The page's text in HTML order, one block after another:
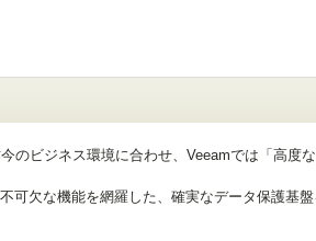
のビジネス環境に合わせ、Veeamでは「高度
可欠な機能を網羅した、確実なデータ保護基